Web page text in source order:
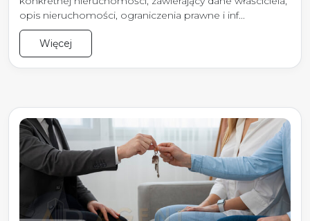
opis nieruchomości, ograniczenia prawne i inf...
Więcej